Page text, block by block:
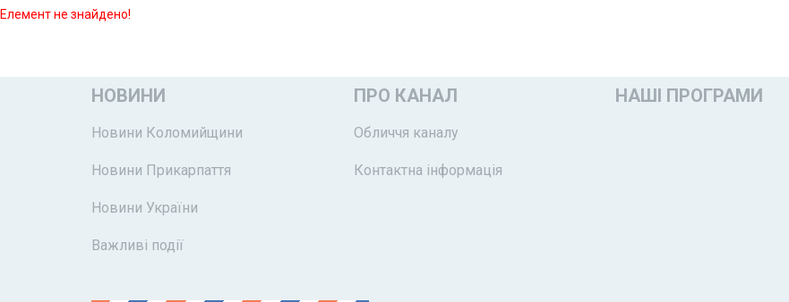
Елемент не знайдено!
НОВИНИ
Новини Коломийщини
Новини Прикарпаття
Новини України
Важливі події
ПРО КАНАЛ
Обличчя каналу
Контактна інформація
НАШІ ПРОГРАМИ